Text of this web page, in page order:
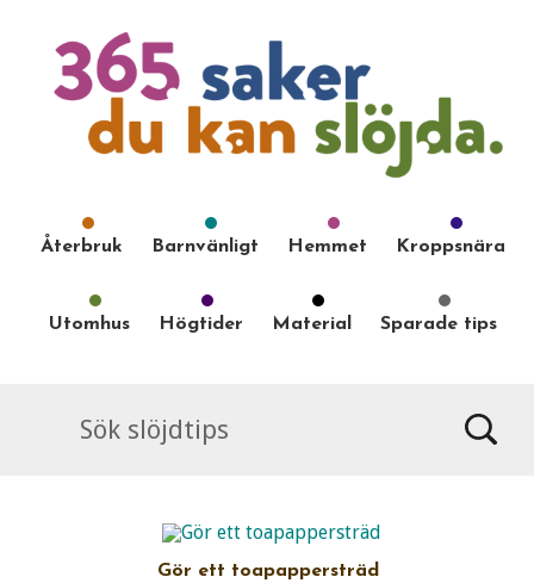
Återbruk Barnvänligt Hemmet Kroppsnära
Utomhus Högtider Material Sparade tips
Gör ett toapappersträd